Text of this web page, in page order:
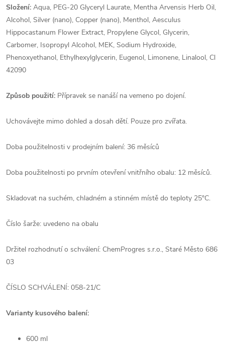
Složení: Aqua, PEG-20 Glyceryl Laurate, Mentha Arvensis Herb Oil,
Alcohol, Silver (nano), Copper (nano), Menthol, Aesculus
Hippocastanum Flower Extract, Propylene Glycol, Glycerin,
Carbomer, Isopropyl Alcohol, MEK, Sodium Hydroxide,
Phenoxyethanol, Ethylhexylglycerin, Eugenol, Limonene, Linalool, Cl
42090
Způsob použití: Přípravek se nanáší na vemeno po dojení.
Uchovávejte mimo dohled a dosah dětí. Pouze pro zvířata.
Doba použitelnosti v prodejním balení: 36 měsíců
Doba použitelnosti po prvním otevření vnitřního obalu: 12 měsíců.
Skladovat na suchém, chladném a stinném místě do teploty 25°C.
Číslo šarže: uvedeno na obalu
Držitel rozhodnutí o schválení: ChemProgres s.r.o., Staré Město 686
03
ČÍSLO SCHVÁLENÍ: 058-21/C
Varianty kusového balení:
600 ml